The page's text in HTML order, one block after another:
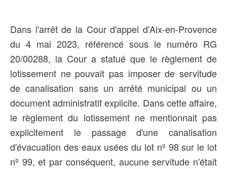
Dans l'arrêt de la Cour d'appel d'Aix-en-Provence
du 4 mai 2023, référencé sous le numéro RG
20/00288, la Cour a statué que le règlement de
lotissement ne pouvait pas imposer de servitude
de canalisation sans un arrêté municipal ou un
document administratif explicite. Dans cette affaire,
le règlement du lotissement ne mentionnait pas
explicitement le passage d'une canalisation
d'évacuation des eaux usées du lot nº 98 sur le lot
nº 99, et par conséquent, aucune servitude n'était